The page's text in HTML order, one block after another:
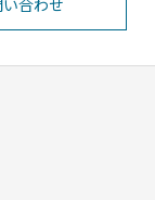
い合わせ